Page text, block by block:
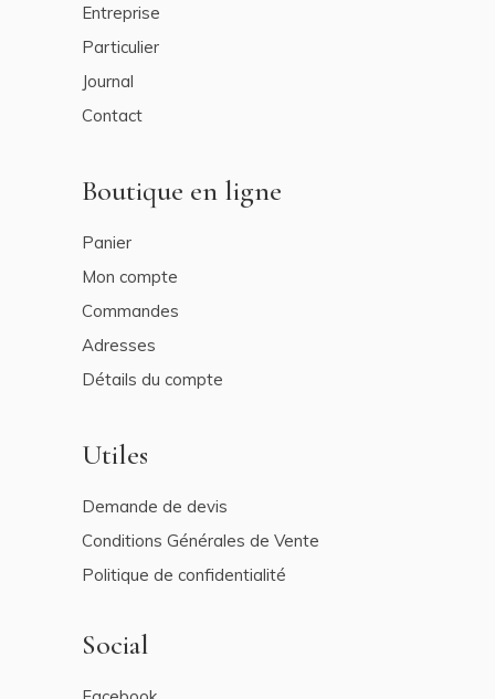
Entreprise
Particulier
Journal
Contact
Boutique en ligne
Panier
Mon compte
Commandes
Adresses
Détails du compte
Utiles
Demande de devis
Conditions Générales de Vente
Politique de confidentialité
Social